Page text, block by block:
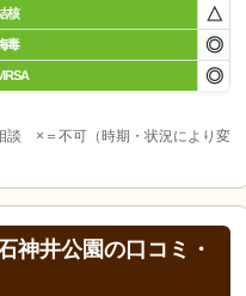
核 △
毒 ◎
◎
×＝不可（時期・状況により変
神井公園の口コミ・